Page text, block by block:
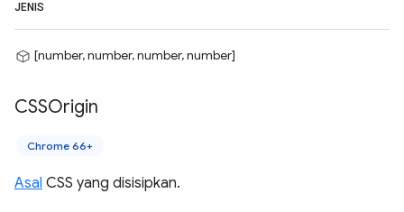
JENIS
[number, number, number, number]
CSSOrigin
Chrome 66+
Asal CSS yang disisipkan.